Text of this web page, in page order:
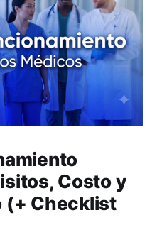
Costo y
(+ Checklist